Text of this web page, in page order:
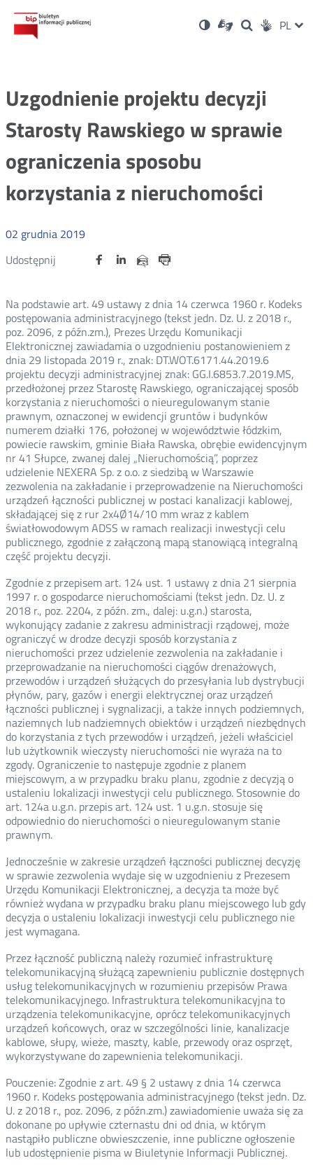
Ustawienia
Wersja
kontrastowa
Dla
niesłyszących
OtwórzOtwórz
w
Otwórz
w
Social PL
Uzgodnienie projektu decyzji
Starosty Rawskiego w sprawie
ograniczenia sposobu
korzystania z nieruchomości
02 grudnia 2019
Udostępnij
Udostępnij
Otwórz Udostępnij
na
OtwórzUdostępnij
na
OtwórzUdostępnij
przez
Na podstawie art. 49 ustawy z dnia 14 czerwca 1960 r. Kodeks
postępowania administracyjnego (tekst jedn. Dz. U. z 2018 r.,
poz. 2096, z późn.zm.), Prezes Urzędu Komunikacji
Elektronicznej zawiadamia o uzgodnieniu postanowieniem z
dnia 29 listopada 2019 r., znak: DT.WOT.6171.44.2019.6
projektu decyzji administracyjnej znak: GG.I.6853.7.2019.MS,
przedłożonej przez Starostę Rawskiego, ograniczającej sposób
korzystania z nieruchomości o nieuregulowanym stanie
prawnym, oznaczonej w ewidencji gruntów i budynków
numerem działki 176, położonej w województwie łódzkim,
powiecie rawskim, gminie Biała Rawska, obrębie ewidencyjnym
nr 41 Słupce, zwanej dalej „Nieruchomością”, poprzez
udzielenie NEXERA Sp. z o.o. z siedzibą w Warszawie
zezwolenia na zakładanie i przeprowadzenie na Nieruchomości
urządzeń łączności publicznej w postaci kanalizacji kablowej,
składającej się z rur 2x4Ø14/10 mm wraz z kablem
światłowodowym ADSS w ramach realizacji inwestycji celu
publicznego, zgodnie z załączoną mapą stanowiącą integralną
część projektu decyzji.
Zgodnie z przepisem art. 124 ust. 1 ustawy z dnia 21 sierpnia
1997 r. o gospodarce nieruchomościami (tekst jedn. Dz. U. z
2018 r., poz. 2204, z późn. zm., dalej: u.g.n.) starosta,
wykonujący zadanie z zakresu administracji rządowej, może
ograniczyć w drodze decyzji sposób korzystania z
nieruchomości przez udzielenie zezwolenia na zakładanie i
przeprowadzanie na nieruchomości ciągów drenażowych,
przewodów i urządzeń służących do przesyłania lub dystrybucji
płynów, pary, gazów i energii elektrycznej oraz urządzeń
łączności publicznej i sygnalizacji, a także innych podziemnych,
naziemnych lub nadziemnych obiektów i urządzeń niezbędnych
do korzystania z tych przewodów i urządzeń, jeżeli właściciel
lub użytkownik wieczysty nieruchomości nie wyraża na to
zgody. Ograniczenie to następuje zgodnie z planem
miejscowym, a w przypadku braku planu, zgodnie z decyzją o
ustaleniu lokalizacji inwestycji celu publicznego. Stosownie do
art. 124a u.g.n. przepis art. 124 ust. 1 u.g.n. stosuje się
odpowiednio do nieruchomości o nieuregulowanym stanie
prawnym.
Jednocześnie w zakresie urządzeń łączności publicznej decyzję
w sprawie zezwolenia wydaje się w uzgodnieniu z Prezesem
Urzędu Komunikacji Elektronicznej, a decyzja ta może być
również wydana w przypadku braku planu miejscowego lub gdy
decyzja o ustaleniu lokalizacji inwestycji celu publicznego nie
jest wymagana.
Przez łączność publiczną należy rozumieć infrastrukturę
telekomunikacyjną służącą zapewnieniu publicznie dostępnych
usług telekomunikacyjnych w rozumieniu przepisów Prawa
telekomunikacyjnego. Infrastruktura telekomunikacyjna to
urządzenia telekomunikacyjne, oprócz telekomunikacyjnych
urządzeń końcowych, oraz w szczególności linie, kanalizacje
kablowe, słupy, wieże, maszty, kable, przewody oraz osprzęt,
wykorzystywane do zapewnienia telekomunikacji.
Pouczenie: Zgodnie z art. 49 § 2 ustawy z dnia 14 czerwca
1960 r. Kodeks postępowania administracyjnego (tekst jedn. Dz.
U. z 2018 r., poz. 2096, z późn.zm.) zawiadomienie uważa się za
dokonane po upływie czternastu dni od dnia, w którym
nastąpiło publiczne obwieszczenie, inne publiczne ogłoszenie
lub udostępnienie pisma w Biuletynie Informacji Publicznej.